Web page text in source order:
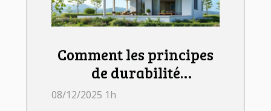
Comment les principes
de durabilité
influencent-ils la
08/12/2025 1h